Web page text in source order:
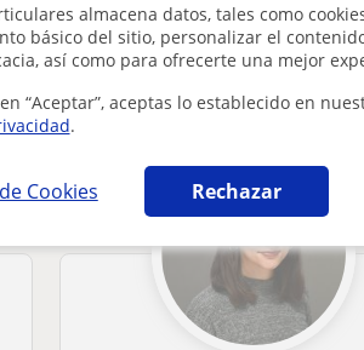
almacena datos, tales como
básico del sitio, personalizar el
así como para ofrecerte una mejor
“Aceptar”, aceptas lo establecido en
.
Cookies Rechazar
y Literatura en